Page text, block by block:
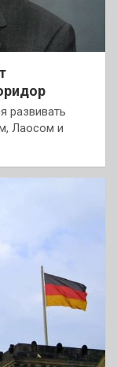
развивать
Лаосом и